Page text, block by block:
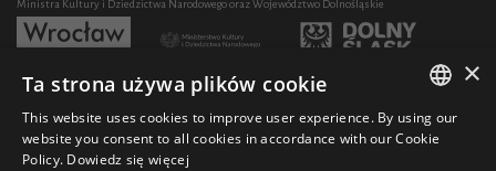
Ministra Kultury i Dziedzictwa Narodowego oraz Województwo Dolnośląskie
Rozwój działalności artystycznej i edukacyjnej NFM poprzez zakup sprzętu współfinansowany
POLISH
×
Ta strona używa plików cookie
This website uses cookies to improve user experience. By using our
website you consent to all cookies in accordance with our Cookie
Policy. Dowiedz się więcej